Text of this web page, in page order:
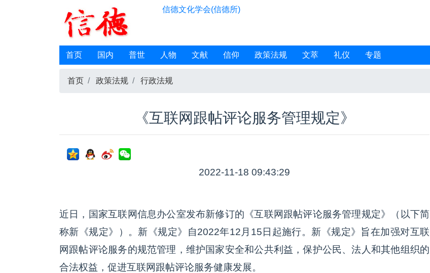
信德文化学会(信德所)
首页 国内 普世 人物 文献 信仰 政策法规 文萃 礼仪 专题
首页 政策法规 行政法规
《互联网跟帖评论服务管理规定》
2022-11-18 09:43:29
近日，国家互联网信息办公室发布新修订的《互联网跟帖评论服务管理规定》（以下简
称新《规定》）。新《规定》自2022年12月15日起施行。新《规定》旨在加强对互联
网跟帖评论服务的规范管理，维护国家安全和公共利益，保护公民、法人和其他组织的
合法权益，促进互联网跟帖评论服务健康发展。